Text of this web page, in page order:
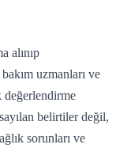
alınıp
uzmanları ve
değerlendirme
belirtiler değil,
sorunları ve